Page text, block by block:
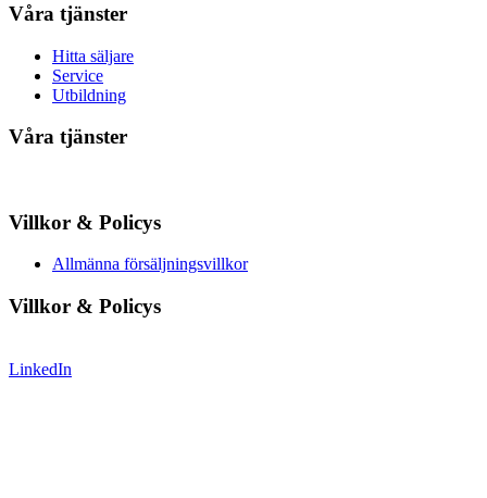
Våra tjänster
Hitta säljare
Service
Utbildning
Våra tjänster
Villkor & Policys
Allmänna försäljningsvillkor
Villkor & Policys
LinkedIn